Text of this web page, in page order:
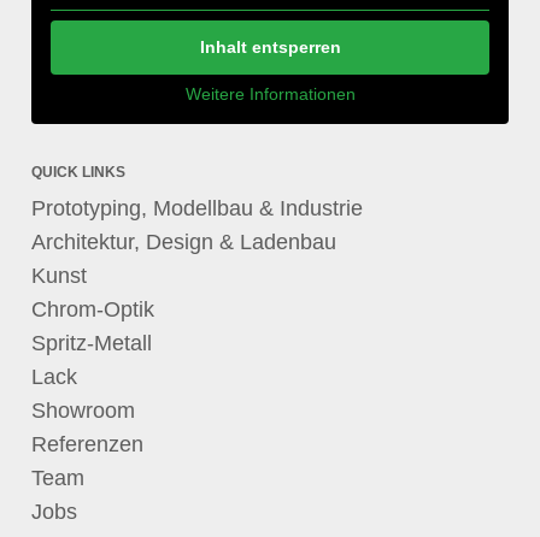
Inhalt entsperren
Weitere Informationen
QUICK LINKS
Prototyping, Modellbau & Industrie
Architektur, Design & Ladenbau
Kunst
Chrom-Optik
Spritz-Metall
Lack
Showroom
Referenzen
Team
Jobs